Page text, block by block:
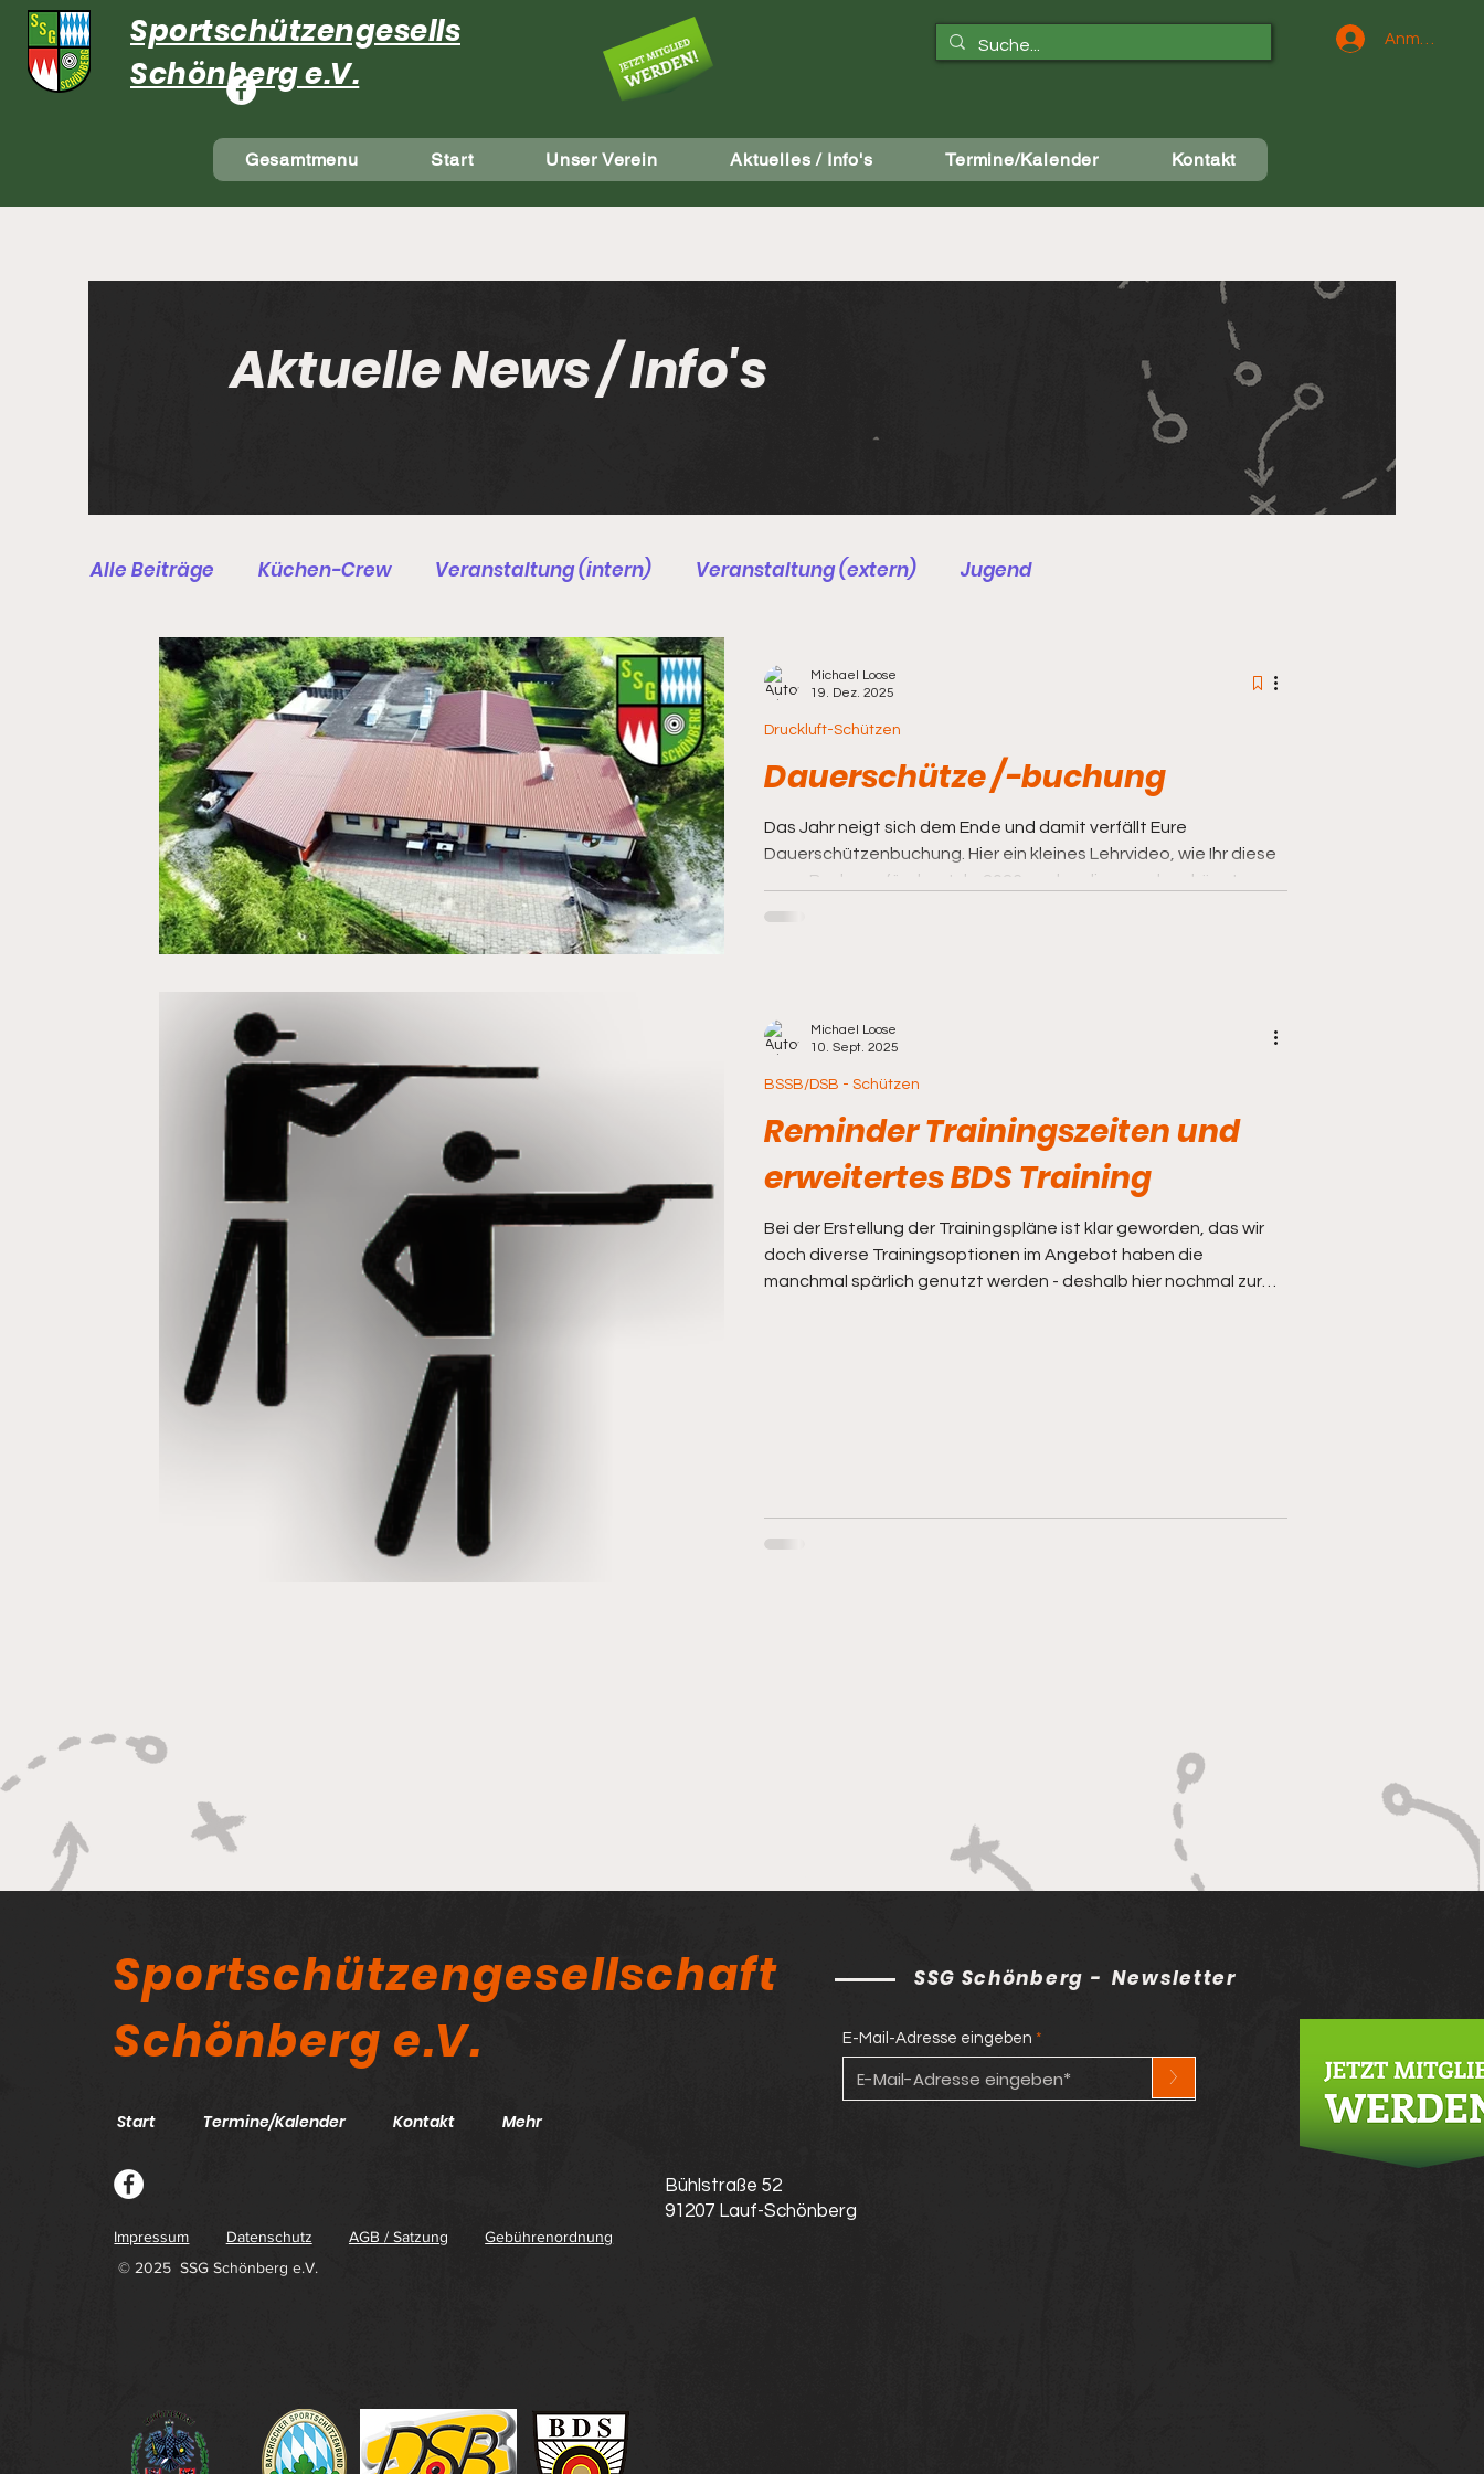
Sportschützengesellschaft
Schönberg e.V.
Gesamtmenu Start Unser Verein Aktuelles / Info's Termine/Kalender Kontakt
Anmelden
Aktuelle News / Info's
Alle Beiträge Küchen-Crew Veranstaltung (intern) Veranstaltung (extern) Jugend
Druckluft-Schützen BSSB/DSB - Schützen BDS Böllerschützen
Dauerschütze /-buchung
Das Jahr neigt sich dem Ende und damit verfällt Eure
Dauerschützenbuchung. Hier ein kleines Lehrvideo, wie Ihr diese
neue Buchung für das Jahr 2026 auch online machen könnt.
Druckluft-Schützen
Michael Loose
19. Dez. 2025
Reminder Trainingszeiten und
erweitertes BDS Training
Bei der Erstellung der Trainingspläne ist klar geworden, das wir
doch diverse Trainingsoptionen im Angebot haben die
manchmal spärlich genutzt werden - deshalb hier nochmal zur
BSSB/DSB - Schützen
Michael Loose
10. Sept. 2025
Sportschützengesellschaft
Schönberg e.V.
Start Termine/Kalender Kontakt Mehr
Impressum Datenschutz AGB / Satzung
Gebührenordnung
© 2025 SSG Schönberg e.V.
SSG Schönberg - Newsletter
E-Mail-Adresse eingeben
>
Bühlstraße 52
91207 Lauf-Schönberg